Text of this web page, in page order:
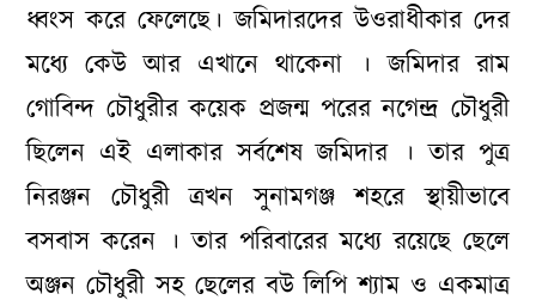
ধ্বংস করে ফেলেছে। জমিদারদের উওরাধীকার দের
মধ্যে কেউ আর এখানে থাকেনা । জমিদার রাম
গোবিন্দ চৌধুরীর কয়েক প্রজন্ম পরের নগেন্দ্র চৌধুরী
ছিলেন এই এলাকার সর্বশেষ জমিদার । তার পুত্র
নিরঞ্জন চৌধুরী ত্রখন সুনামগঞ্জ শহরে স্থায়ীভাবে
বসবাস করেন । তার পরিবারের মধ্যে রয়েছে ছেলে
অঞ্জন চৌধুরী সহ ছেলের বউ লিপি শ্যাম ও একমাত্র